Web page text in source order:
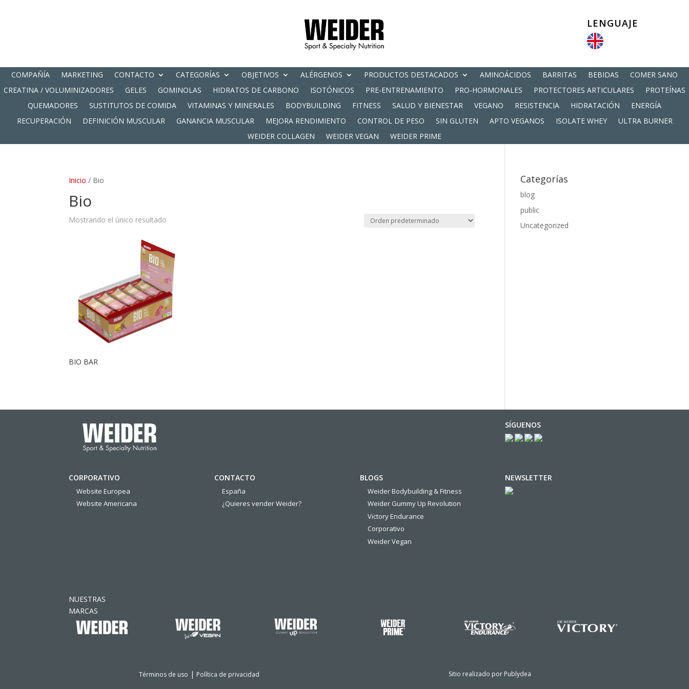
LENGUAJE
COMPAÑÍA MARKETING CONTACTO CATEGORÍAS OBJETIVOS ALÉRGENOS PRODUCTOS DESTACADOS AMINOÁCIDOS BARRITAS BEBIDAS
COMER SANO
CREATINA / VOLUMINIZADORES
GELES GOMINOLAS HIDRATOS DE CARBONO ISOTÓNICOS PRE-ENTRENAMIENTO PRO-HORMONALES PROTECTORES ARTICULARES
PROTEÍNAS
QUEMADORES
SUSTITUTOS DE COMIDA VITAMINAS Y MINERALES BODYBUILDING FITNESS SALUD Y BIENESTAR VEGANO RESISTENCIA HIDRATACIÓN
ENERGÍA
RECUPERACIÓN
DEFINICIÓN MUSCULAR GANANCIA MUSCULAR MEJORA RENDIMIENTO CONTROL DE PESO SIN GLUTEN APTO VEGANOS ISOLATE WHEY
ULTRA BURNER
WEIDER COLLAGEN
WEIDER VEGAN WEIDER PRIME
Inicio / Bio
Bio
Mostrando el único resultado
BIO BAR
Categorías
blog
public
Uncategorized
SÍGUENOS
CORPORATIVO
Website Europea
Website Americana
CONTACTO
España
¿Quieres vender Weider?
BLOGS
Weider Bodybuilding & Fitness
Weider Gummy Up Revolution
Victory Endurance
Corporativo
Weider Vegan
NEWSLETTER
NUESTRAS
MARCAS
Términos de uso | Política de privacidad Sitio realizado por Publydea